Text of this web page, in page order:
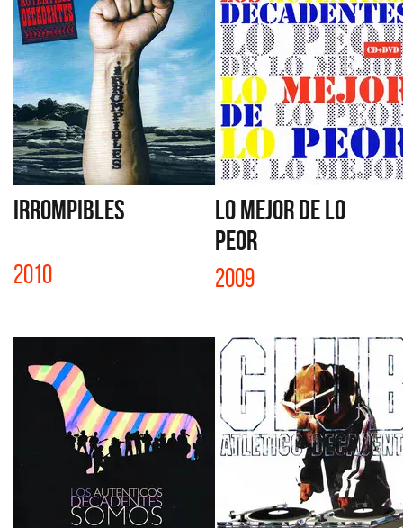
IRROMPIBLES
2010
LO MEJOR DE LO
PEOR
2009